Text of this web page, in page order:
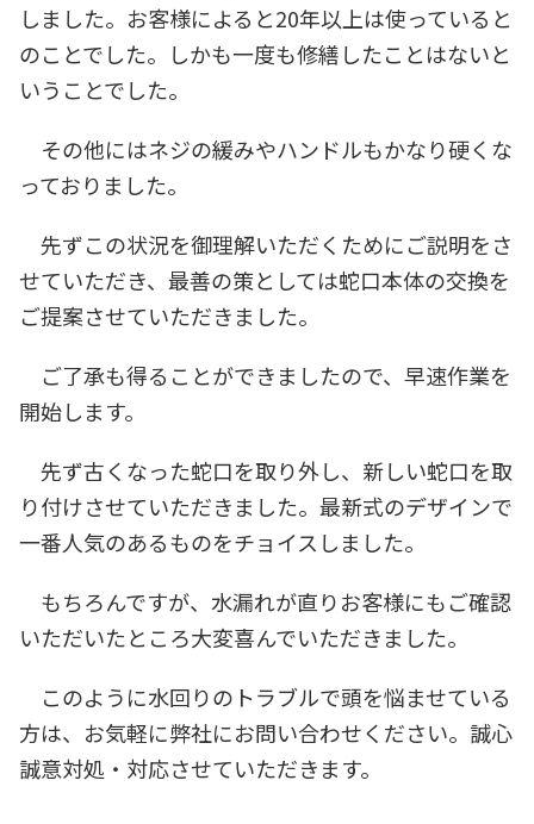
しました。お客様によると20年以上は使っていると
のことでした。しかも一度も修繕したことはないと
いうことでした。
その他にはネジの緩みやハンドルもかなり硬くな
っておりました。
先ずこの状況を御理解いただくためにご説明をさ
せていただき、最善の策としては蛇口本体の交換を
ご提案させていただきました。
ご了承も得ることができましたので、早速作業を
開始します。
先ず古くなった蛇口を取り外し、新しい蛇口を取
り付けさせていただきました。最新式のデザインで
一番人気のあるものをチョイスしました。
もちろんですが、水漏れが直りお客様にもご確認
いただいたところ大変喜んでいただきました。
このように水回りのトラブルで頭を悩ませている
方は、お気軽に弊社にお問い合わせください。誠心
誠意対処・対応させていただきます。